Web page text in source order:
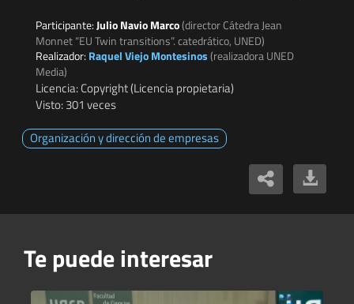
Participante:Julio Navio Marco(director Cátedra Jean
Monnet “EU Twin transitions”. catedrático, UNED)
Realizador: Raquel Viejo Montesinos(realizadora UNED
Media)
Licencia: Copyright (Licencia propietaria)
Visto: 301 veces
Organización y dirección de empresas
Te puede interesar